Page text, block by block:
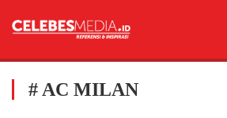
# AC MILAN